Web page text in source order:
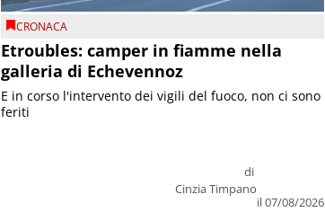
CRONACA
Etroubles: camper in fiamme nella
galleria di Echevennoz
di
Cinzia Timpano
il 07/08/2026
E in corso l'intervento dei vigili del fuoco, non ci sono
feriti